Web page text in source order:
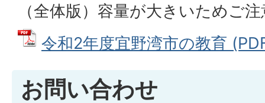
（全体版）容量が大きいためご
令和2年度宜野湾市の教育
お問い合わせ